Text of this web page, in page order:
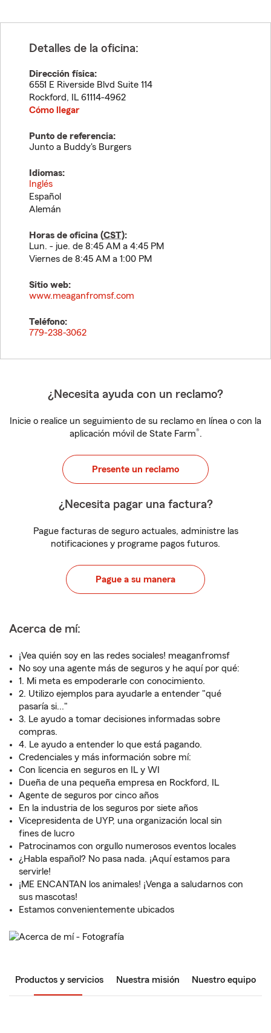
Detalles de la oficina:
Dirección física:
6551 E Riverside Blvd Suite 114
Rockford, IL 61114-4962
Cómo llegar
Punto de referencia:
Junto a Buddy's Burgers
Idiomas:
Inglés
Español
Alemán
Horas de oficina (CST):
Lun. - jue. de 8:45 AM a 4:45 PM
Viernes de 8:45 AM a 1:00 PM
Sitio web:
www.meaganfromsf.com
Teléfono:
779-238-3062
¿Necesita ayuda con un reclamo?
Inicie o realice un seguimiento de su reclamo en línea o con la
aplicación móvil de State Farm®.
Presente un reclamo
¿Necesita pagar una factura?
Pague facturas de seguro actuales, administre las
notificaciones y programe pagos futuros.
Pague a su manera
Acerca de mí:
¡Vea quién soy en las redes sociales! meaganfromsf
No soy una agente más de seguros y he aquí por qué:
1. Mi meta es empoderarle con conocimiento.
2. Utilizo ejemplos para ayudarle a entender "qué
pasaría si..."
3. Le ayudo a tomar decisiones informadas sobre
compras.
4. Le ayudo a entender lo que está pagando.
Credenciales y más información sobre mí:
Con licencia en seguros en IL y WI
Dueña de una pequeña empresa en Rockford, IL
Agente de seguros por cinco años
En la industria de los seguros por siete años
Vicepresidenta de UYP, una organización local sin
fines de lucro
Patrocinamos con orgullo numerosos eventos locales
¿Habla español? No pasa nada. ¡Aquí estamos para
servirle!
¡ME ENCANTAN los animales! ¡Venga a saludarnos con
sus mascotas!
Estamos convenientemente ubicados
Productos y servicios Nuestra misión Nuestro equipo